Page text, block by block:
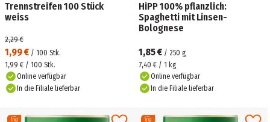
Trennstreifen 100 Stück
weiss
1,99 € / 100 Stk.
2,29 €
1,99 € / 100 Stk.
Online verfügbar
In die Filiale lieferbar
HiPP 100% pflanzlich:
Spaghetti mit Linsen-
Bolognese
1,85 € / 250 g
7,40 € / 1 kg
Online verfügbar
In die Filiale lieferbar